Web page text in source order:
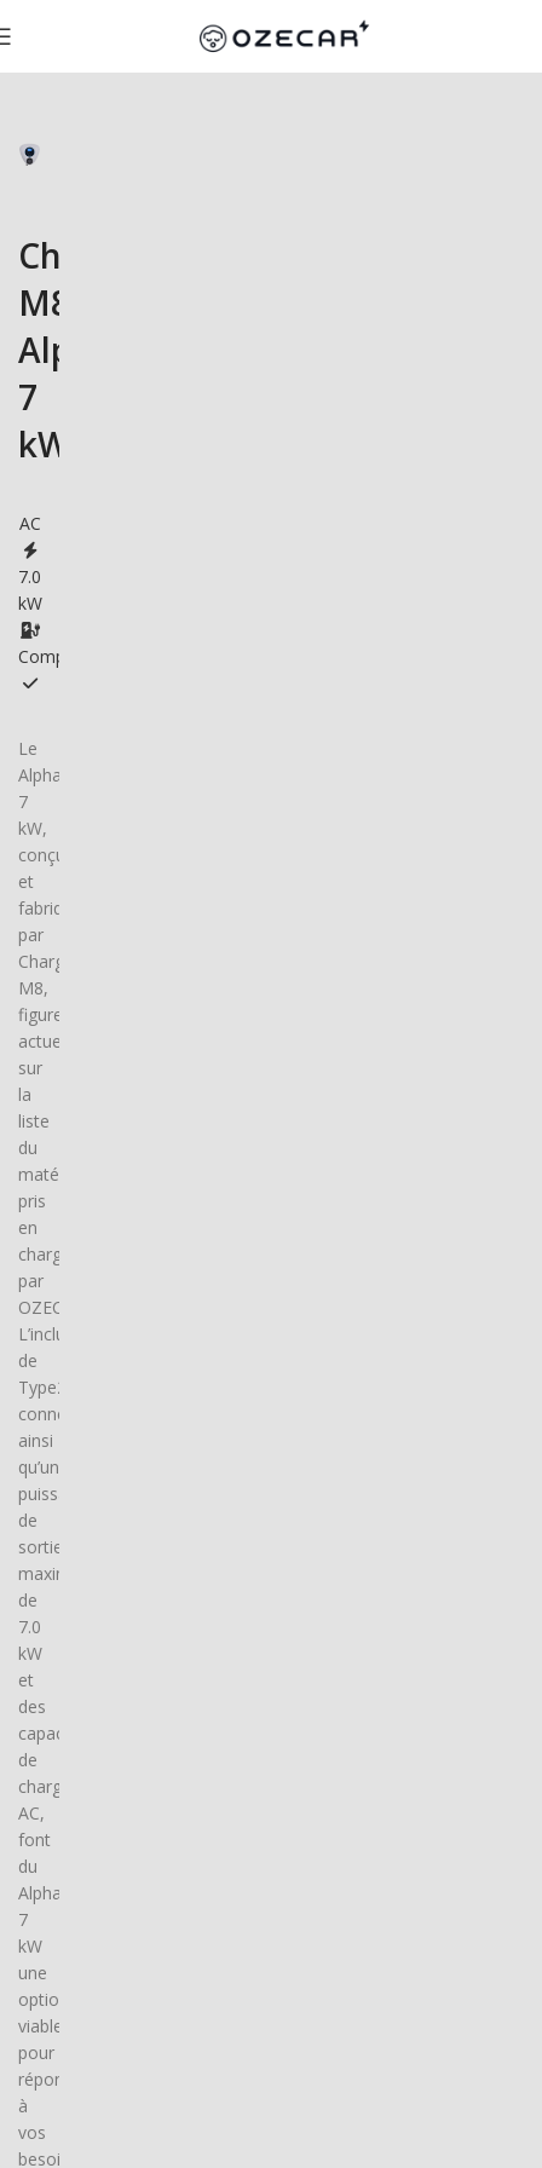
Charge-
M8
Alpha
7
kW
AC
7.0
kW
Compatible
Le
Alpha
7
kW,
conçu
et
fabriqué
par
Charge-
M8,
figure
actuellement
sur
la
liste
du
matériel
pris
en
charge
par
OZECAR.
L’inclusion
de
Type2
connector(s),
ainsi
qu’une
puissance
de
sortie
maximale
de
7.0
kW
et
des
capacités
de
charge
AC,
font
du
Alpha
7
kW
une
option
viable
pour
répondre
à
vos
besoins.